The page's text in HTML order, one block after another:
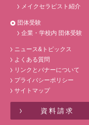
メイクセラピスト紹介
団体受験
企業・学校内 団体受験
ニュース&トピックス
よくある質問
リンクとバナーについて
プライバシーポリシー
サイトマップ
資料請求